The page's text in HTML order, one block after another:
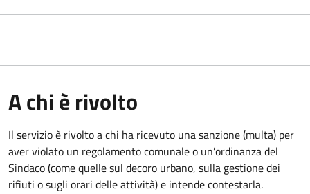
A chi è rivolto
Il servizio è rivolto a chi ha ricevuto una sanzione (multa) per
aver violato un regolamento comunale o un’ordinanza del
Sindaco (come quelle sul decoro urbano, sulla gestione dei
rifiuti o sugli orari delle attività) e intende contestarla.